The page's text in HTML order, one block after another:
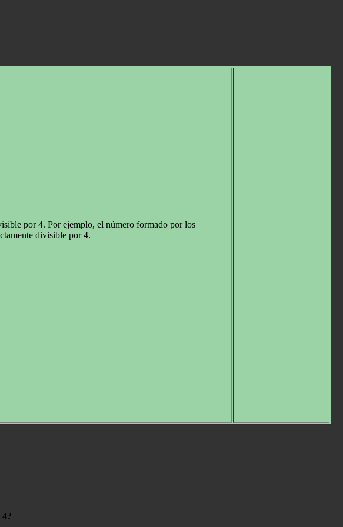
por 4. Por ejemplo, el número formado por los
divisible por 4.